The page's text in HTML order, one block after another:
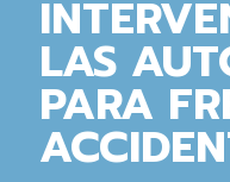
LAS
PARA